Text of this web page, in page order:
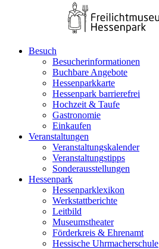
Besuch
Besucherinformationen
Buchbare Angebote
Hessenparkkarte
Hessenpark barrierefrei
Hochzeit & Taufe
Gastronomie
Einkaufen
Veranstaltungen
Veranstaltungskalender
Veranstaltungstipps
Sonderausstellungen
Hessenpark
Hessenparklexikon
Werkstattberichte
Leitbild
Museumstheater
Förderkreis & Ehrenamt
Hessische Uhrmacherschule